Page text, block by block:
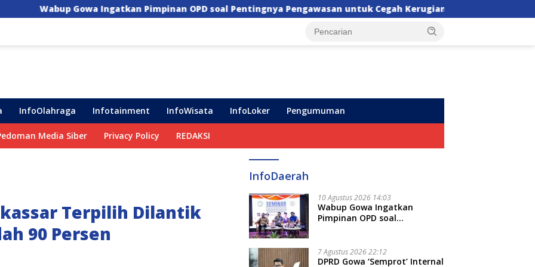
Pimpinan OPD soal Pentingnya Pengawasan untuk Cegah Kerugian Daerah Pertamina Pastikan Stok
InfoOlahraga Infotainment InfoWisata InfoLoker Pengumuman
Media Siber Privacy Policy REDAKSI
Terpilih Dilantik
90 Persen
InfoDaerah
10 Agustus 2026 14:03
Wabup Gowa Ingatkan
Pimpinan OPD soal
Daerah
7 Agustus 2026 22:12
DPRD Gowa ‘Semprot’ Internal